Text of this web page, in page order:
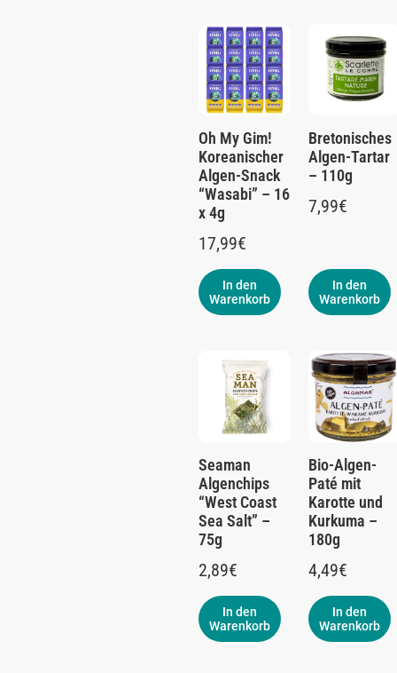
Oh My Gim!
Koreanischer
Algen-Snack
“Wasabi” – 16
x 4g
17,99€
In den
Warenkorb
Bretonisches
Algen-Tartar
– 110g
7,99€
In den
Warenkorb
Seaman
Algenchips
“West Coast
Sea Salt” –
75g
2,89€
In den
Warenkorb
Bio-Algen-
Paté mit
Karotte und
Kurkuma –
180g
4,49€
In den
Warenkorb